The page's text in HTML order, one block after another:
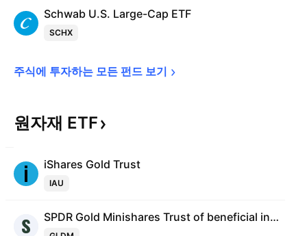
Schwab U.S. Large-Cap ETF
SCHX
주식에 투자하는 모든 펀드 보기
원자재 ETF
iShares Gold Trust
IAU
SPDR Gold Minishares Trust of beneficial interest